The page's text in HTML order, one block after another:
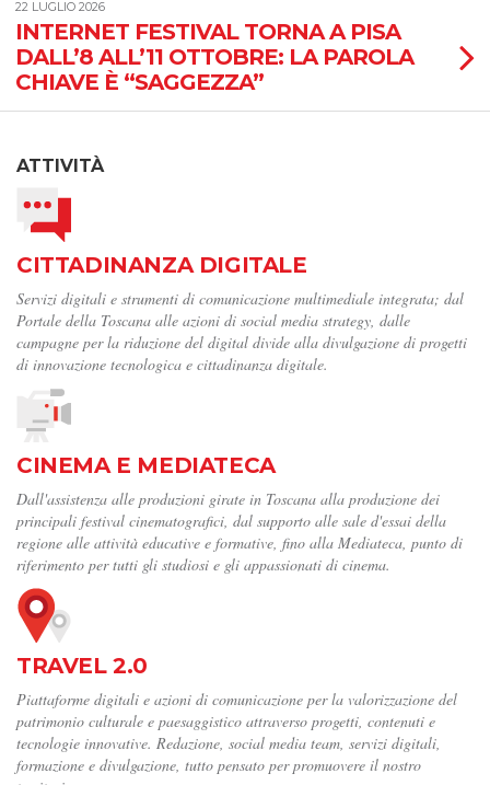
22 LUGLIO 2026
INTERNET FESTIVAL TORNA A PISA
DALL’8 ALL’11 OTTOBRE: LA PAROLA
CHIAVE È “SAGGEZZA”
ATTIVITÀ
CITTADINANZA DIGITALE
Servizi digitali e strumenti di comunicazione multimediale integrata; dal
Portale della Toscana alle azioni di social media strategy, dalle
campagne per la riduzione del digital divide alla divulgazione di progetti
di innovazione tecnologica e cittadinanza digitale.
CINEMA E MEDIATECA
Dall'assistenza alle produzioni girate in Toscana alla produzione dei
principali festival cinematografici, dal supporto alle sale d'essai della
regione alle attività educative e formative, fino alla Mediateca, punto di
riferimento per tutti gli studiosi e gli appassionati di cinema.
TRAVEL 2.0
Piattaforme digitali e azioni di comunicazione per la valorizzazione del
patrimonio culturale e paesaggistico attraverso progetti, contenuti e
tecnologie innovative. Redazione, social media team, servizi digitali,
formazione e divulgazione, tutto pensato per promuovere il nostro